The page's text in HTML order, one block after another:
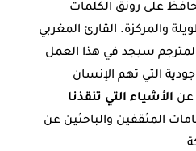
على رونق الكلمات
والمركزة. القارئ المغربي
سيجد في هذا العمل
التي تهم الإنسان
عن الأشياء التي تنقذنا
المثقفين والباحثين عن